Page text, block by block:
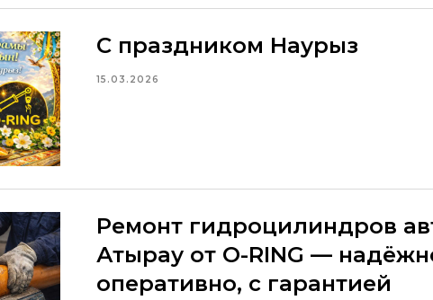
С праздником Наурыз
15.03.2026
Ремонт гидроцилиндров
Атырау от O-RING —
оперативно, с гарантией